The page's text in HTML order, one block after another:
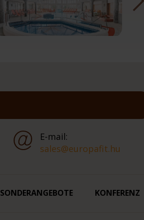
E-mail:
sales@europafit.hu
SONDERANGEBOTE KONFERENZ